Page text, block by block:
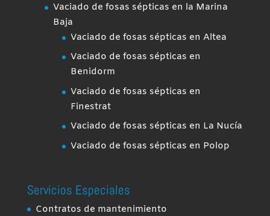
Vaciado de fosas sépticas en la Marina
Baja
Vaciado de fosas sépticas en Altea
Vaciado de fosas sépticas en
Benidorm
Vaciado de fosas sépticas en
Finestrat
Vaciado de fosas sépticas en La Nucía
Vaciado de fosas sépticas en Polop
Servicios Especiales
Contratos de mantenimiento